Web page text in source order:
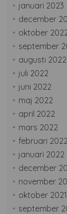
januari 2023
december
oktober
september
augusti 2022
juli 2022
juni 2022
maj 2022
april 2022
mars 2022
februari
januari 2022
december
november
oktober 2021
september